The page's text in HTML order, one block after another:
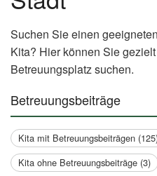
Suchen Sie einen
Kita? Hier können Sie
Betreuungsplatz suchen.
Betreuungsbeiträge
Kita mit Betreuungsbeiträgen
Kita ohne Betreuungsbeiträge (3)